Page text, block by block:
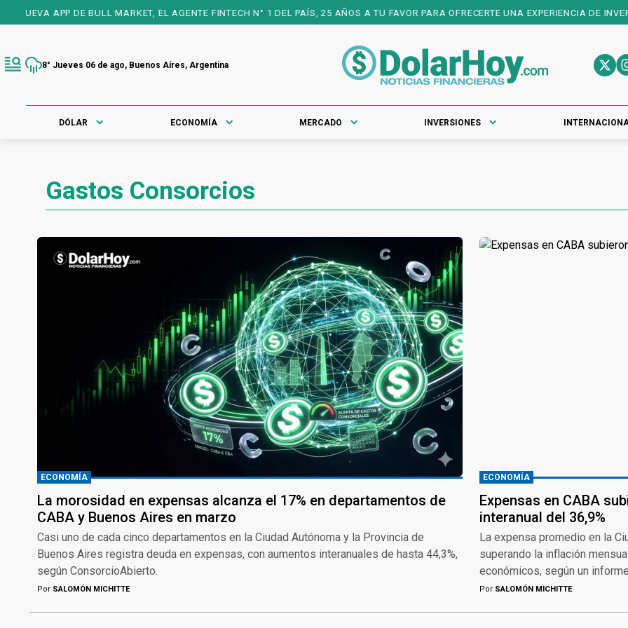
APP DE BULL MARKET, EL AGENTE FINTECH N° 1 DEL PAÍS, 25 AÑOS A TU FAVOR PARA OFRECERTE UNA EXPERIENCIA DE
8° Jueves 06 de ago, Buenos Aires, Argentina
DÓLAR ECONOMÍA MERCADO INVERSIONES
Gastos Consorcios
ECONOMÍA
La morosidad en expensas alcanza el 17% en departamentos de
CABA y Buenos Aires en marzo
Casi uno de cada cinco departamentos en la Ciudad Autónoma y la Provincia de
Buenos Aires registra deuda en expensas, con aumentos interanuales de hasta 44,3%,
según ConsorcioAbierto.
Por SALOMÓN MICHITTE
ECONOMÍA
Expensas en CABA
interanual del 36,9%
La expensa promedio en la
superando la inflación
económicos, según un
Por SALOMÓN MICHITTE